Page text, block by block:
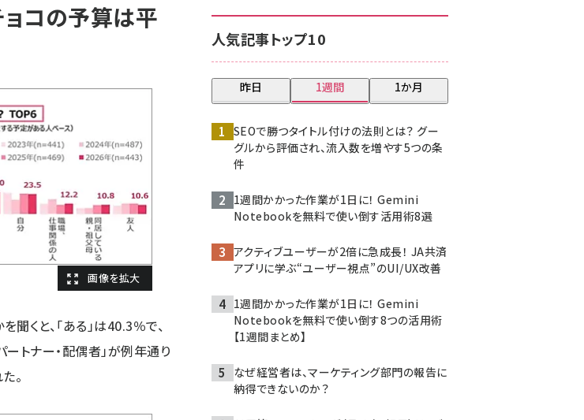
コの予算は平
くと、「ある」は40.3％で、
ートナー・配偶者」が例年通り
。
人気記事トップ10
昨日 1週間 1か月
SEOで勝つタイトル付けの法則とは？ グー
グルから評価され、流入数を増やす5つの条
件
1週間かかった作業が1日に！ Gemini
Notebookを無料で使い倒す活用術8選
アクティブユーザーが2倍に急成長！ JA共済
アプリに学ぶ“ユーザー視点”のUI/UX改善
1週間かかった作業が1日に！ Gemini
Notebookを無料で使い倒す8つの活用術
【1週間まとめ】
なぜ経営者は、マーケティング部門の報告に
納得できないのか？